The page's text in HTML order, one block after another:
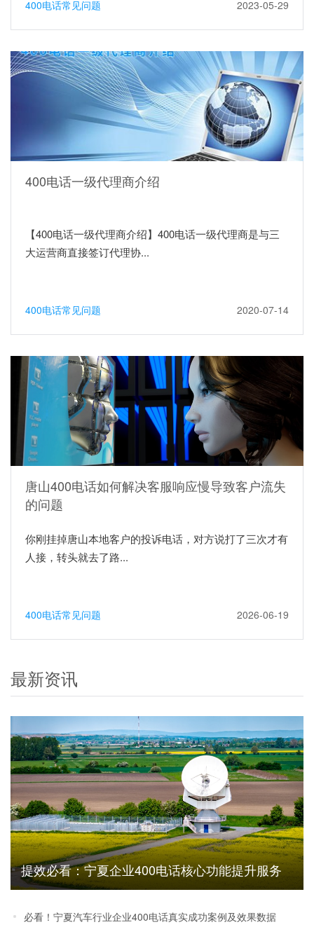
400电话常见问题 2023-05-29
400电话一级代理商介绍
【400电话一级代理商介绍】400电话一级代理商是与三
大运营商直接签订代理协...
400电话常见问题 2020-07-14
唐山400电话如何解决客服响应慢导致客户流失
的问题
你刚挂掉唐山本地客户的投诉电话，对方说打了三次才有
人接，转头就去了路...
400电话常见问题 2026-06-19
最新资讯
提效必看：宁夏企业400电话核心功能提升服务
效率优势解析
必看！宁夏汽车行业企业400电话真实成功案例及效果数据